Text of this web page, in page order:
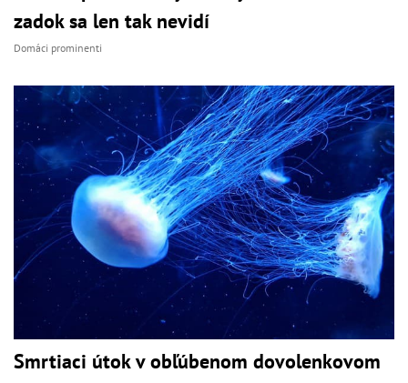
zadok sa len tak nevidí
Domáci prominenti
Smrtiaci útok v obľúbenom dovolenkovom